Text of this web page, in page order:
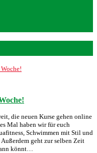
die neuen Kurse gehen online
Mal haben wir für euch
Schwimmen mit Stil und
geht zur selben Zeit
könnt…